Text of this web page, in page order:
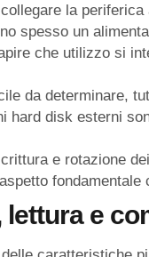
la
spesso un
che utilizzo si
da determinare,
hard disk esterni
e rotazione
fondamentale
lettura e